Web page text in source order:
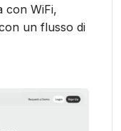
con WiFi,
un flusso di